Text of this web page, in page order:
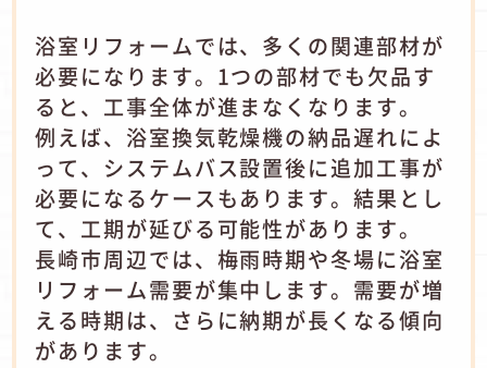
浴室リフォームでは、多くの関連部材が
必要になります。1つの部材でも欠品す
ると、工事全体が進まなくなります。
例えば、浴室換気乾燥機の納品遅れによ
って、システムバス設置後に追加工事が
必要になるケースもあります。結果とし
て、工期が延びる可能性があります。
長崎市周辺では、梅雨時期や冬場に浴室
リフォーム需要が集中します。需要が増
える時期は、さらに納期が長くなる傾向
があります。